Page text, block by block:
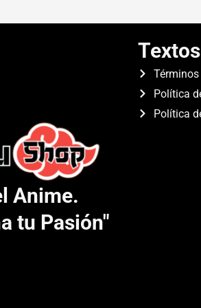
Anime.
tu Pasión"
Política
Política